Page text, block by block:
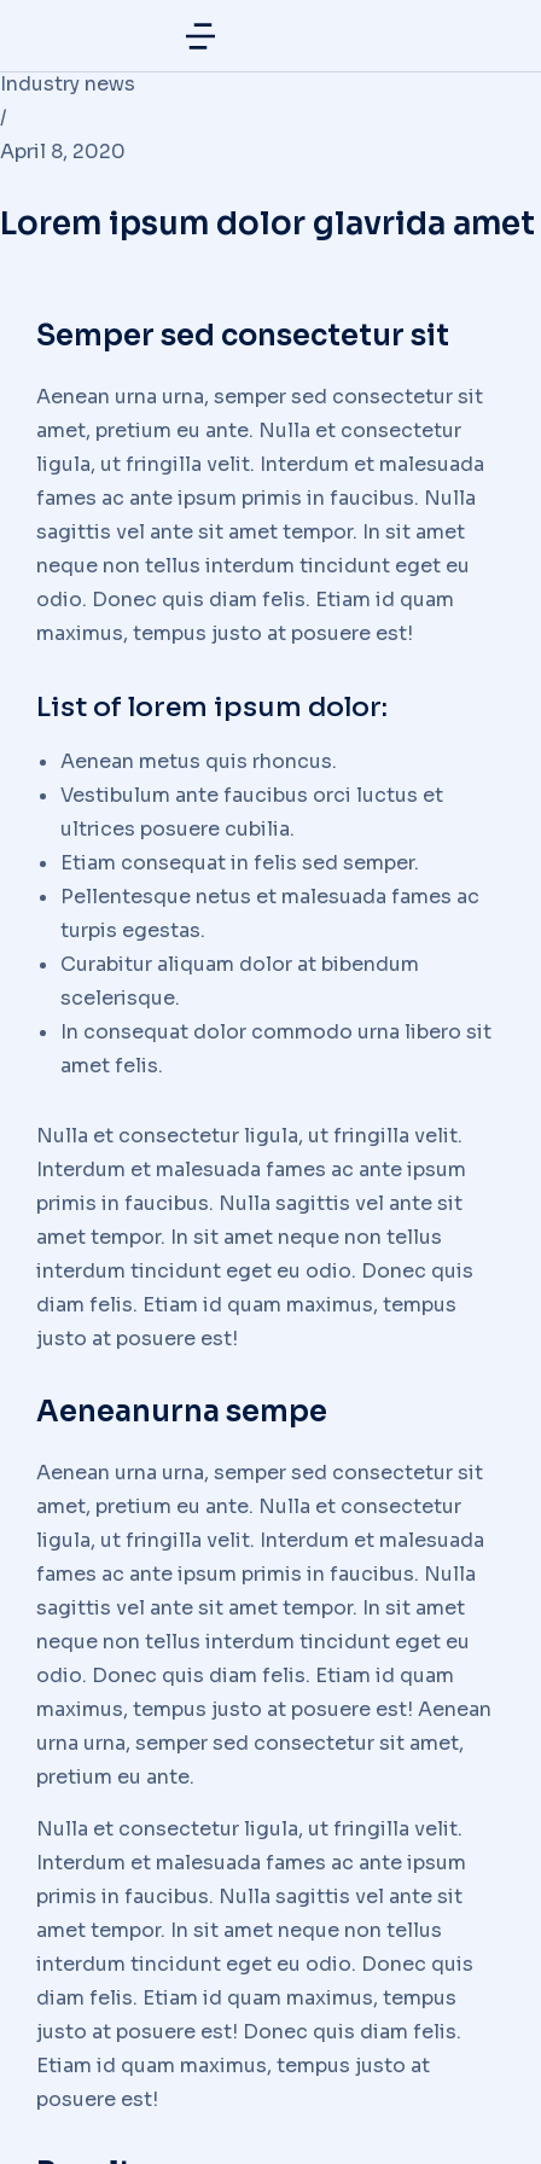
Industry news
/
April 8, 2020
Lorem ipsum dolor glavrida amet
Semper sed consectetur sit
Aenean urna urna, semper sed consectetur sit
amet, pretium eu ante. Nulla et consectetur
ligula, ut fringilla velit. Interdum et malesuada
fames ac ante ipsum primis in faucibus. Nulla
sagittis vel ante sit amet tempor. In sit amet
neque non tellus interdum tincidunt eget eu
odio. Donec quis diam felis. Etiam id quam
maximus, tempus justo at posuere est!
List of lorem ipsum dolor:
Aenean metus quis rhoncus.
Vestibulum ante faucibus orci luctus et
ultrices posuere cubilia.
Etiam consequat in felis sed semper.
Pellentesque netus et malesuada fames ac
turpis egestas.
Curabitur aliquam dolor at bibendum
scelerisque.
In consequat dolor commodo urna libero sit
amet felis.
Nulla et consectetur ligula, ut fringilla velit.
Interdum et malesuada fames ac ante ipsum
primis in faucibus. Nulla sagittis vel ante sit
amet tempor. In sit amet neque non tellus
interdum tincidunt eget eu odio. Donec quis
diam felis. Etiam id quam maximus, tempus
justo at posuere est!
Aeneanurna sempe
Aenean urna urna, semper sed consectetur sit
amet, pretium eu ante. Nulla et consectetur
ligula, ut fringilla velit. Interdum et malesuada
fames ac ante ipsum primis in faucibus. Nulla
sagittis vel ante sit amet tempor. In sit amet
neque non tellus interdum tincidunt eget eu
odio. Donec quis diam felis. Etiam id quam
maximus, tempus justo at posuere est! Aenean
urna urna, semper sed consectetur sit amet,
pretium eu ante.
Nulla et consectetur ligula, ut fringilla velit.
Interdum et malesuada fames ac ante ipsum
primis in faucibus. Nulla sagittis vel ante sit
amet tempor. In sit amet neque non tellus
interdum tincidunt eget eu odio. Donec quis
diam felis. Etiam id quam maximus, tempus
justo at posuere est! Donec quis diam felis.
Etiam id quam maximus, tempus justo at
posuere est!